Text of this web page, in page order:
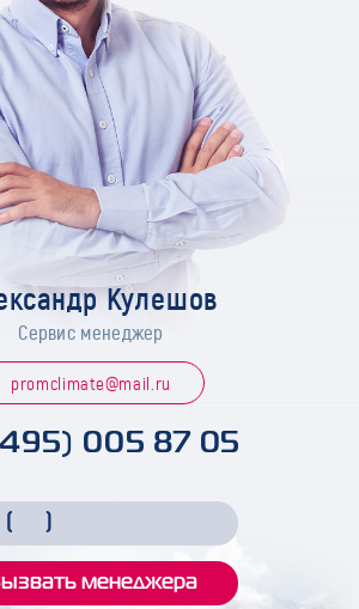
Кулешов
Сервис менеджер
promclimate@mail.ru
005 87 05